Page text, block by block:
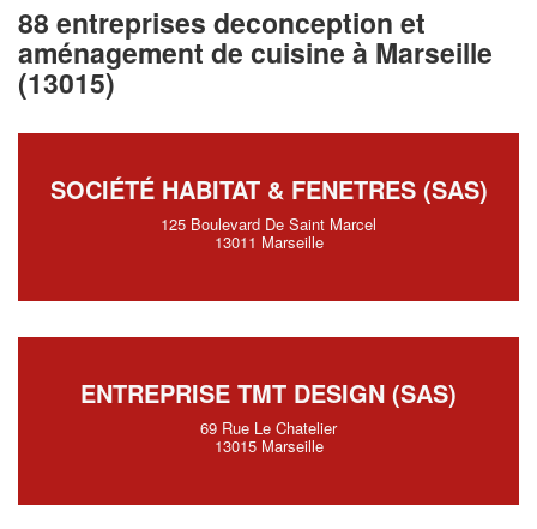
88 entreprises deconception et
aménagement de cuisine à Marseille
(13015)
SOCIÉTÉ HABITAT & FENETRES (SAS)
125 Boulevard De Saint Marcel
13011 Marseille
ENTREPRISE TMT DESIGN (SAS)
69 Rue Le Chatelier
13015 Marseille